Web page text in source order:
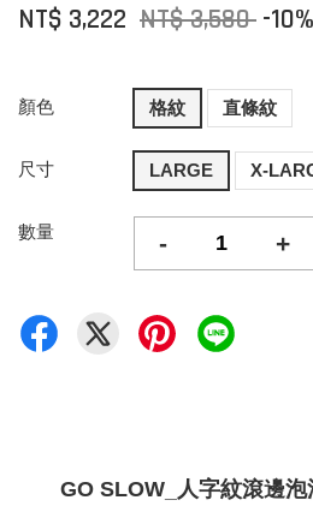
NT$ 3,222 NT$ 3,580 -10%
顏色 格紋 直條紋
尺寸 LARGE X-
數量 - +
GO SLOW_人字紋滾邊